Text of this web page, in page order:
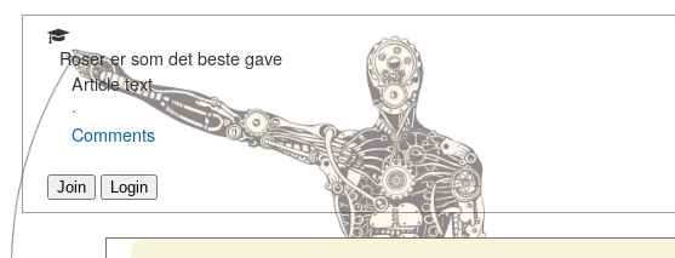
Roser er som det beste gave
Article text
·
Comments
Join Login